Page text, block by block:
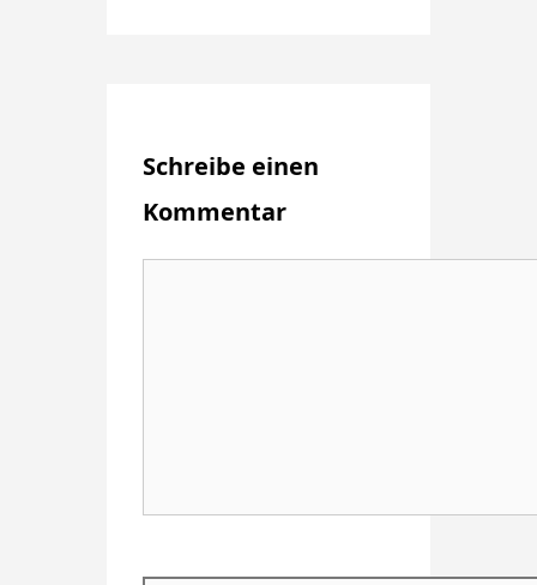
Schreibe einen
Kommentar